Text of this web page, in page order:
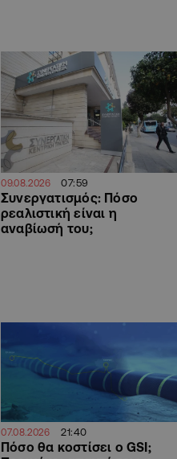
09.08.2026 07:59
Συνεργατισμός: Πόσο
ρεαλιστική είναι η
αναβίωσή του;
07.08.2026 21:40
Πόσο θα κοστίσει ο GSI;